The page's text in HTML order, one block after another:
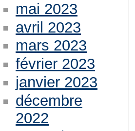
mai 2023
avril 2023
mars 2023
février 2023
janvier 2023
décembre
2022